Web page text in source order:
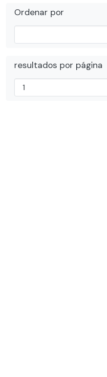
Ordenar por
resultados por página